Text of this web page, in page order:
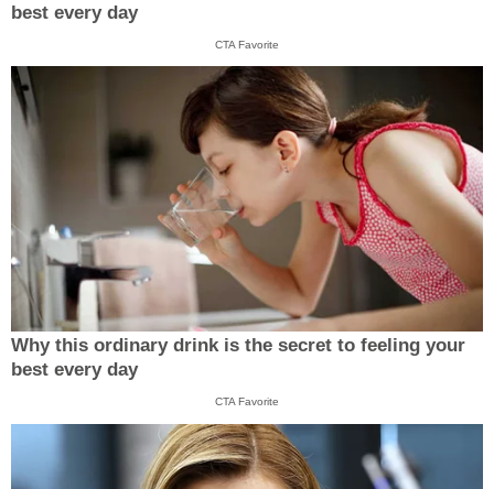
best every day
CTA Favorite
Why this ordinary drink is the secret to feeling your
best every day
CTA Favorite